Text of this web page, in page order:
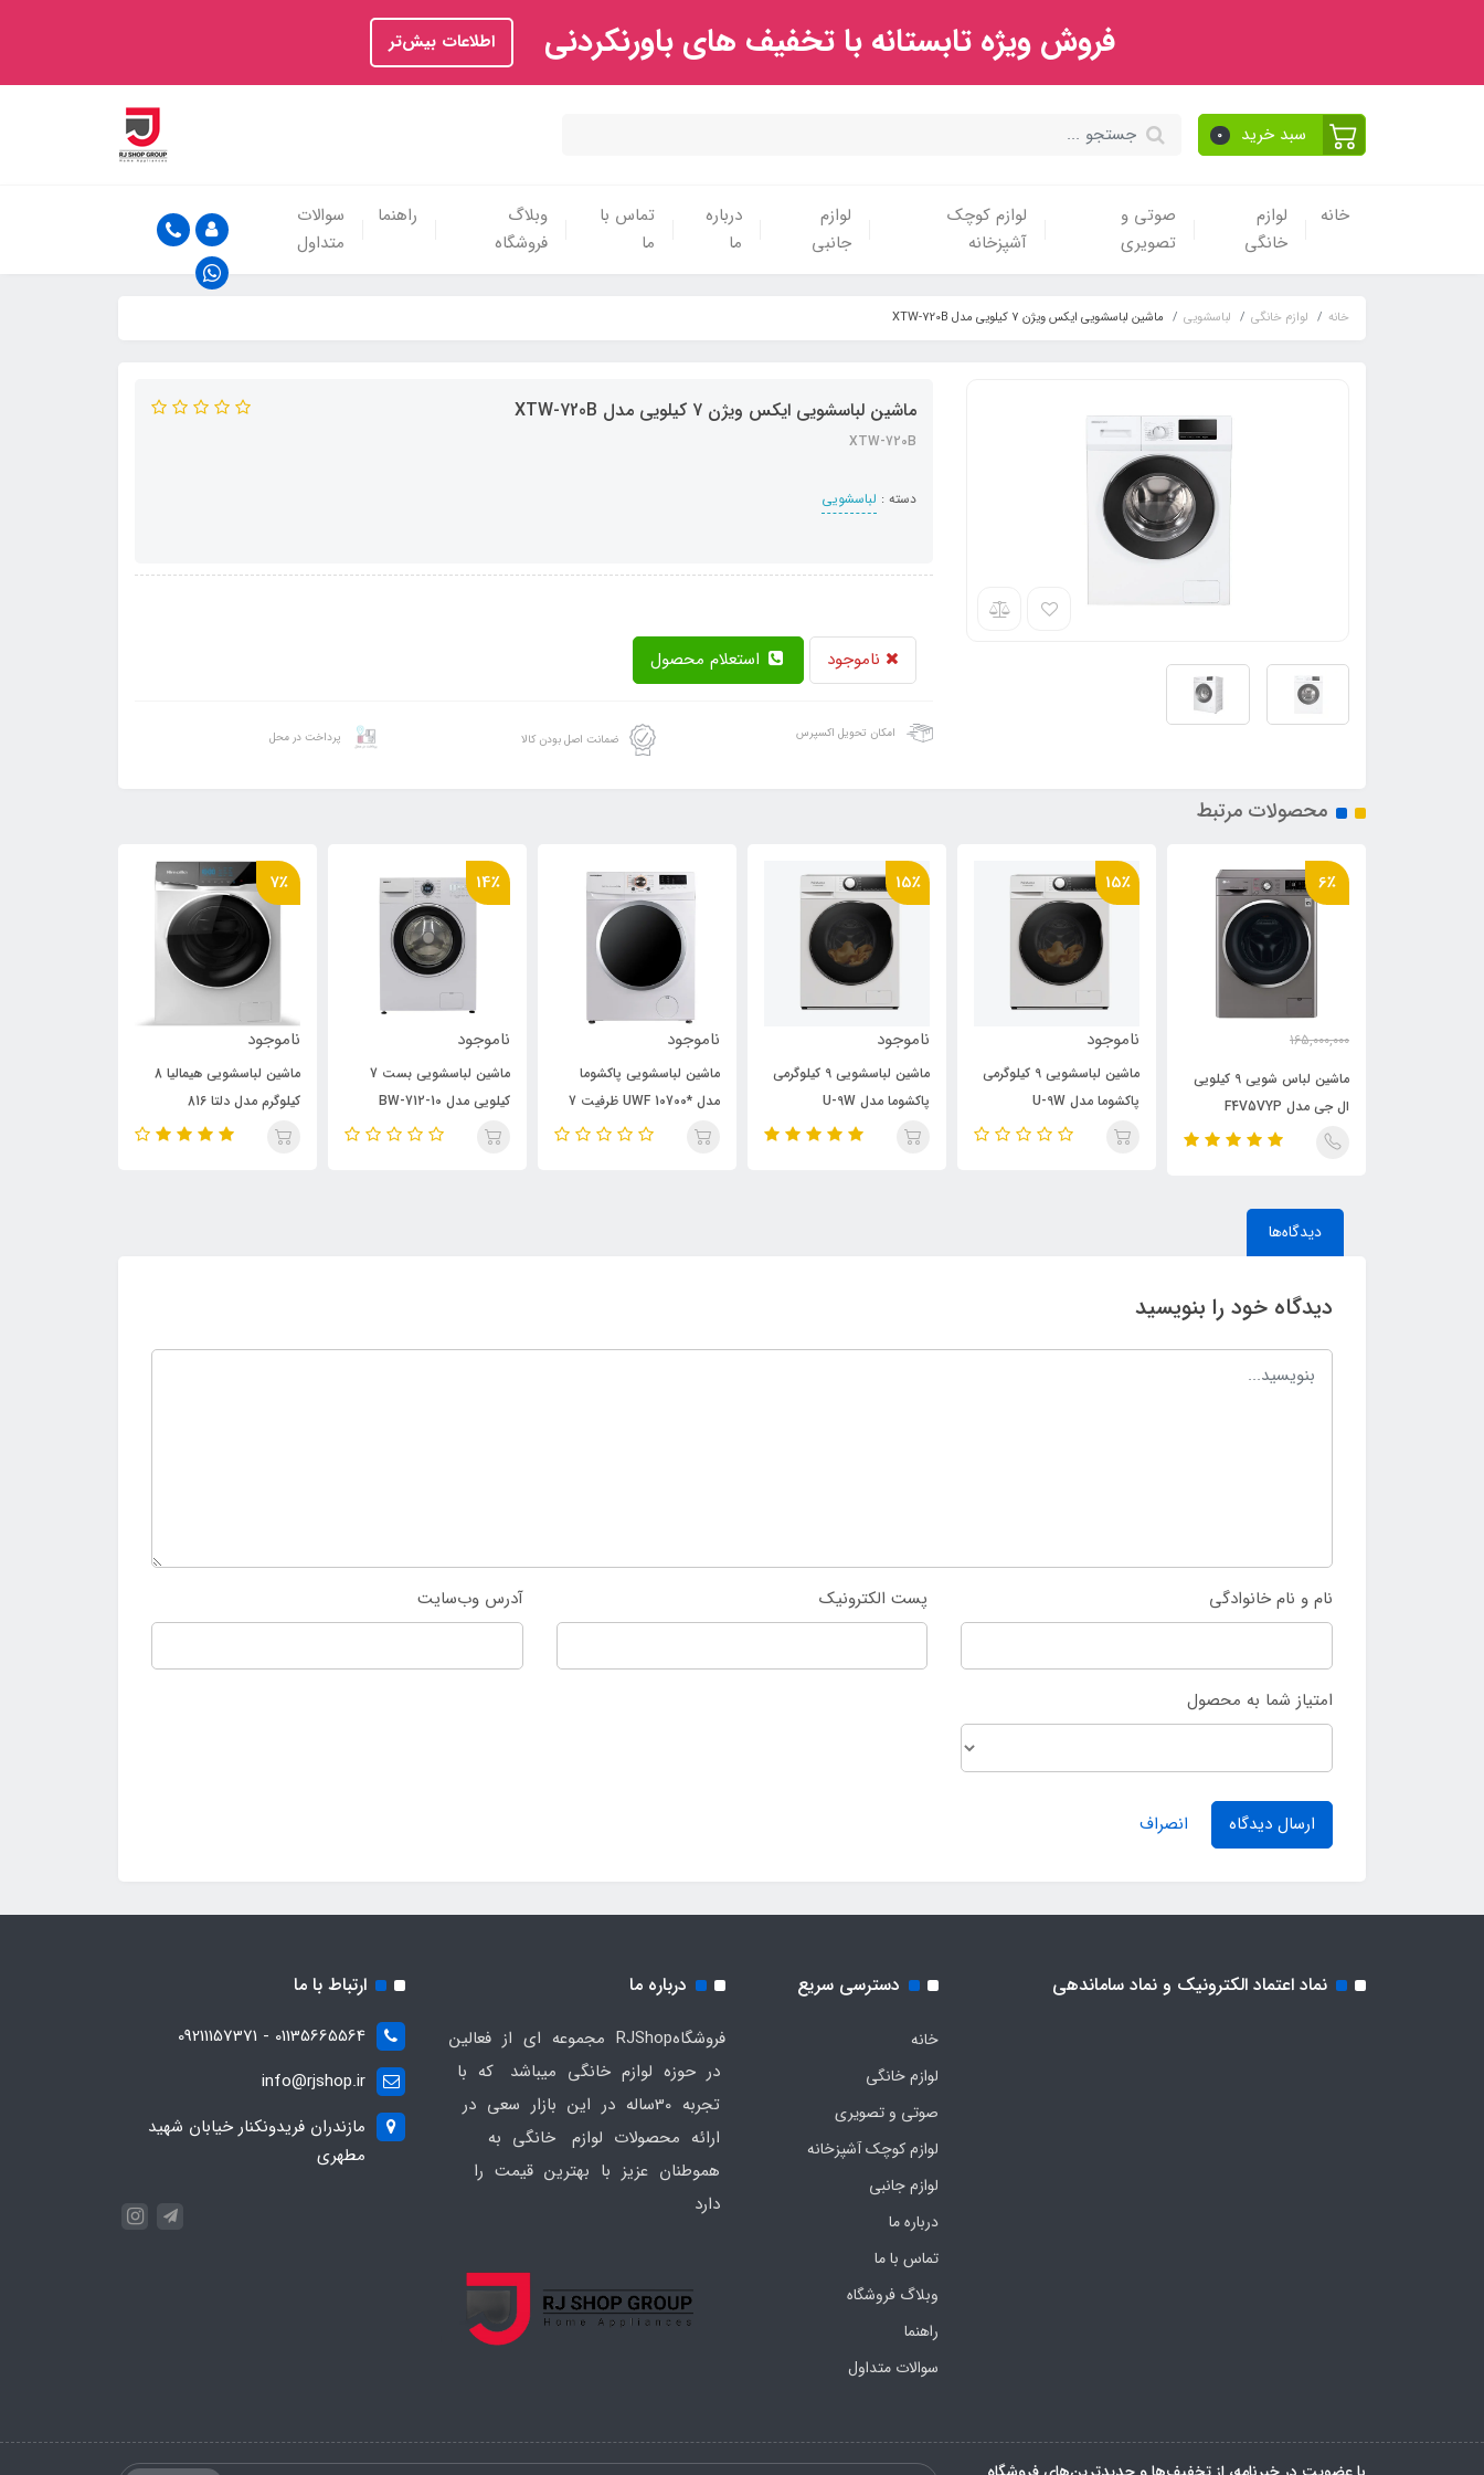
فروش ویژه تابستانه با تخفیف های باورنکردنی اطلاعات بیش‌تر
سبد خرید 0
خانه
لوازم
خانگی
صوتی و
تصویری
لوازم کوچک
آشپزخانه
لوازم
جانبی
درباره
ما
تماس با
ما
وبلاگ
فروشگاه
راهنما
سوالات
متداول
خانه لوازم خانگی لباسشویی ماشین لباسشویی ایکس ویژن 7 کیلویی مدل XTW-720B
ماشین لباسشویی ایکس ویژن 7 کیلویی مدل XTW-720B
XTW-720B
دسته : لباسشویی
ناموجود
امکان تحویل اکسپرس ضمانت اصل بودن کالا پرداخت در محل
محصولات مرتبط
6٪
165,000,000
156,000,000 تومان
ماشین لباس شویی 9 کیلویی
ال جی مدل F4V5VYP
15٪
ناموجود
ماشین لباسشویی 9 کیلوگرمی
پاکشوما مدل U-9W
15٪
ناموجود
ماشین لباسشویی 9 کیلوگرمی
پاکشوما مدل U-9W
ناموجود
ماشین لباسشویی پاکشوما
مدل *UWF 10700 ظرفیت 7
کیلوگرم
14٪
ناموجود
ماشین لباسشویی بست 7
کیلویی مدل BW-712-10
7٪
ناموجود
ماشین لباسشویی هیمالیا 8
کیلوگرم مدل دلتا 816
دیدگاه‌ها
دیدگاه خود را بنویسید
نام و نام خانوادگی پست الکترونیک آدرس وب‌سایت
امتیاز شما به محصول
ارسال دیدگاه انصراف
نماد اعتماد الکترونیک و نماد ساماندهی دسترسی سریع
خانه
لوازم خانگی
صوتی و تصویری
لوازم کوچک آشپزخانه
لوازم جانبی
درباره ما
تماس با ما
وبلاگ فروشگاه
راهنما
سوالات متداول
درباره ما
فروشگاهRJShop مجموعه ای از فعالین
در حوزه لوازم خانگی میباشد که با
تجربه 30ساله در این بازار سعی در
ارائه محصولات لوازم خانگی به
هموطنان عزیز با بهترین قیمت را
دارد
ارتباط با ما
01135665564 - 09211157371
info@rjshop.ir
مازندران فریدونکنار خیابان شهید
مطهری